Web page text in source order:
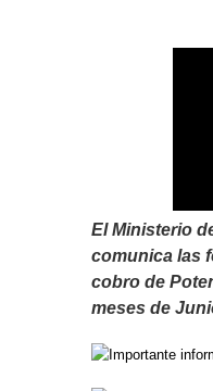
El Ministerio
comunica las
cobro de
meses de